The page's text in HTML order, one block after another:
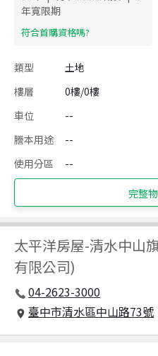
年寬限期
​符合首購資格嗎?
類型 土地
樓層
0樓/0樓
車位
--
謄本用途
--
使用分區
--
完整
太平洋房屋-清水中山
有限公司)
04-2623-3000
臺中市清水區中山路73號